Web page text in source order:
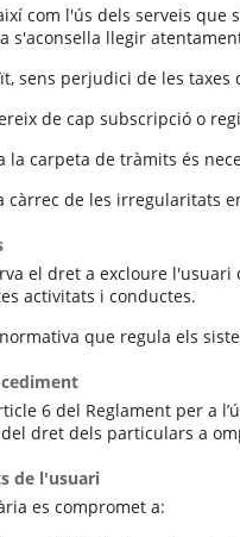
com l'ús dels serveis
s'aconsella llegir
sens perjudici de les
de cap subscripció o
la carpeta de tràmits és
càrrec de les irregularitats
el dret a excloure
activitats i conductes.
que regula els
6 del Reglament per a
dret dels particulars a
de l'usuari
es compromet a: